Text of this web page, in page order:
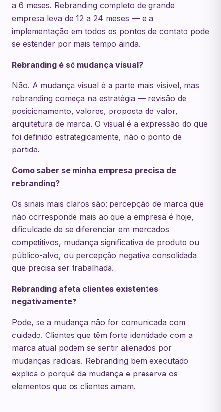
a 6 meses. Rebranding completo de grande
empresa leva de 12 a 24 meses — e a
implementação em todos os pontos de contato pode
se estender por mais tempo ainda.
Rebranding é só mudança visual?
Não. A mudança visual é a parte mais visível, mas
rebranding começa na estratégia — revisão de
posicionamento, valores, proposta de valor,
arquitetura de marca. O visual é a expressão do que
foi definido estrategicamente, não o ponto de
partida.
Como saber se minha empresa precisa de
rebranding?
Os sinais mais claros são: percepção de marca que
não corresponde mais ao que a empresa é hoje,
dificuldade de se diferenciar em mercados
competitivos, mudança significativa de produto ou
público-alvo, ou percepção negativa consolidada
que precisa ser trabalhada.
Rebranding afeta clientes existentes
negativamente?
Pode, se a mudança não for comunicada com
cuidado. Clientes que têm forte identidade com a
marca atual podem se sentir alienados por
mudanças radicais. Rebranding bem executado
explica o porquê da mudança e preserva os
elementos que os clientes amam.